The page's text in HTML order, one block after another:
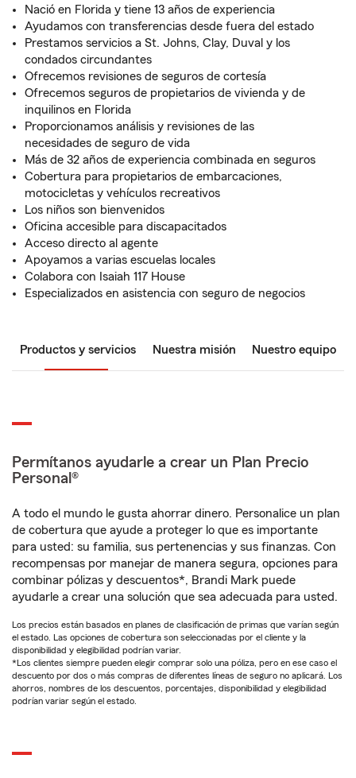
Nació en Florida y tiene 13 años de experiencia
Ayudamos con transferencias desde fuera del estado
Prestamos servicios a St. Johns, Clay, Duval y los
condados circundantes
Ofrecemos revisiones de seguros de cortesía
Ofrecemos seguros de propietarios de vivienda y de
inquilinos en Florida
Proporcionamos análisis y revisiones de las
necesidades de seguro de vida
Más de 32 años de experiencia combinada en seguros
Cobertura para propietarios de embarcaciones,
motocicletas y vehículos recreativos
Los niños son bienvenidos
Oficina accesible para discapacitados
Acceso directo al agente
Apoyamos a varias escuelas locales
Colabora con Isaiah 117 House
Especializados en asistencia con seguro de negocios
Productos y servicios Nuestra misión Nuestro equipo
Permítanos ayudarle a crear un Plan Precio
Personal®
A todo el mundo le gusta ahorrar dinero. Personalice un plan
de cobertura que ayude a proteger lo que es importante
para usted: su familia, sus pertenencias y sus finanzas. Con
recompensas por manejar de manera segura, opciones para
combinar pólizas y descuentos*, Brandi Mark puede
ayudarle a crear una solución que sea adecuada para usted.
Los precios están basados en planes de clasificación de primas que varían según
el estado. Las opciones de cobertura son seleccionadas por el cliente y la
disponibilidad y elegibilidad podrían variar.
*Los clientes siempre pueden elegir comprar solo una póliza, pero en ese caso el
descuento por dos o más compras de diferentes líneas de seguro no aplicará. Los
ahorros, nombres de los descuentos, porcentajes, disponibilidad y elegibilidad
podrían variar según el estado.